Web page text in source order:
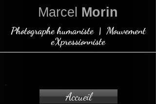
Marcel Morin
Photographe humaniste | Mouvement
eXpressionniste
Accueil